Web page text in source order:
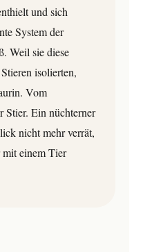
und sich
System der
Weil sie diese
isolierten,
Vom
Stier. Ein nüchterner
nicht mehr verrät,
mit einem Tier